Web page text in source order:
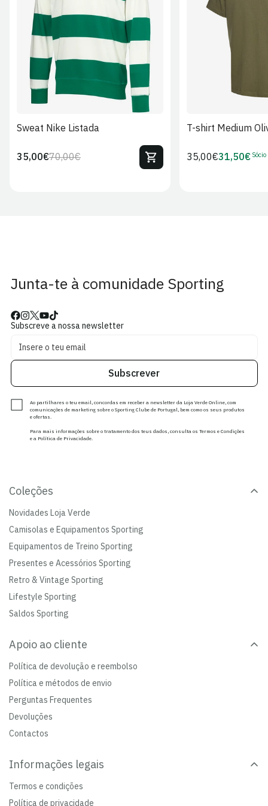
S XL 2XL
Sweat Nike Listada
Preço
70,00€Preço
35,00€
T-shirt Medium
Preço
35,00€Preço
31,50€ Sócio
Junta-te à comunidade Sporting
Subscreve a nossa newsletter
Subscrever
Ao partilhares o teu email, concordas em receber a newsletter da Loja Verde Online, com
comunicações de marketing sobre o Sporting Clube de Portugal, bem como os seus produtos
e ofertas.
Para mais informações sobre o tratamento dos teus dados, consulta os Termos e Condições
e a Política de Privacidade.
Coleções
Novidades Loja Verde
Camisolas e Equipamentos Sporting
Equipamentos de Treino Sporting
Presentes e Acessórios Sporting
Retro & Vintage Sporting
Lifestyle Sporting
Saldos Sporting
Apoio ao cliente
Política de devolução e reembolso
Política e métodos de envio
Perguntas Frequentes
Devoluções
Contactos
Informações legais
Termos e condições
Política de privacidade